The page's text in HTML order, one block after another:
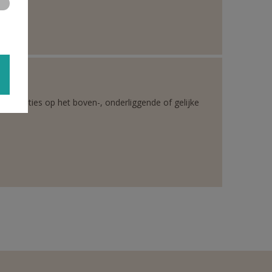
op het boven-, onderliggende of gelijke